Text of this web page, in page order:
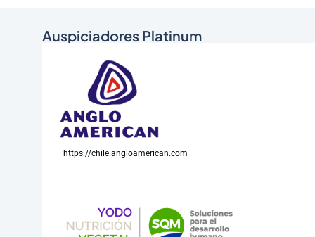
Auspiciadores Platinum
https://chile.angloamerican.com